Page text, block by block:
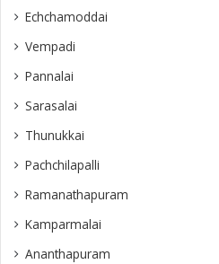
Echchamoddai
Vempadi
Pannalai
Sarasalai
Thunukkai
Pachchilapalli
Ramanathapuram
Kamparmalai
Ananthapuram